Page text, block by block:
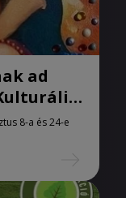
ad
8-a és 24-e